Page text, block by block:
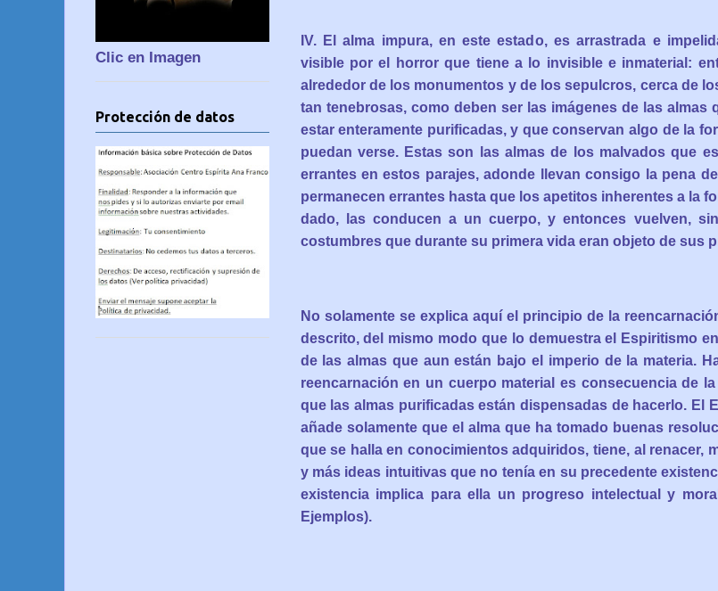
IV. El alma impura, en este estado, es arrastrada e
visible por el horror que tiene a lo invisible e inmaterial:
alrededor de los monumentos y de los sepulcros, cerca de
tan tenebrosas, como deben ser las imágenes de las almas
estar enteramente purificadas, y que conservan algo de la
puedan verse. Estas son las almas de los malvados que
errantes en estos parajes, adonde llevan consigo la pena
permanecen errantes hasta que los apetitos inherentes a la
dado, las conducen a un cuerpo, y entonces vuelven,
costumbres que durante su primera vida eran objeto de sus
No solamente se explica aquí el principio de la
descrito, del mismo modo que lo demuestra el Espiritismo
de las almas que aun están bajo el imperio de la materia.
reencarnación en un cuerpo material es consecuencia de
que las almas purificadas están dispensadas de hacerlo. El
añade solamente que el alma que ha tomado buenas
que se halla en conocimientos adquiridos, tiene, al renacer,
y más ideas intuitivas que no tenía en su precedente
existencia implica para ella un progreso intelectual y
Ejemplos).
Clic en Imagen
Protección de datos